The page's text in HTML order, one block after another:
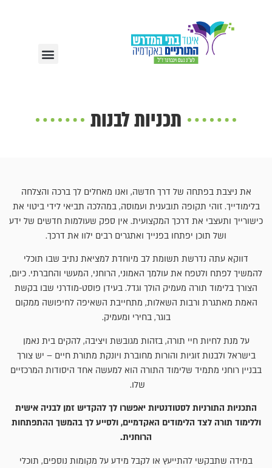
תכניות לבנות
את ניצבת בפתחה של דרך חדשה, ואנו מאחלים לך ברכה והצלחה
בלימודייך. זוהי תקופה תובענית ועמוסה, במהלכה תביאי לידי ביטוי את
כישורייך ותעצבי את דרכך המקצועית. אין ספק שעולמות חדשים של ידע
ושל תוכן יפתחו בפנייך ואתגרים רבים ילוו את דרכך.
דווקא עתה נדרשת תשומת לב מיוחדת למציאת נתיב שבו תוכלי
להמשיך לפתח ולטפח את עולמך האמוני, הרוחני, המעשי והחברתי. כיום,
הצורך בלימוד תורה מעמיק הולך וגדל. בעידן פוסט-מודרני שבו בקשת
האמת מאתגרת ורבות השאלות, מתחייבת השאיפה לחיפושה ממקום
בוגר, בחירי ומעמיק.
על מנת לחיות חיי תורה, בזהות מגובשת ויציבה, להקים בית נאמן
בישראל ולבנות זוגיות והורות מחוברת ויונקת מתורת חיים – יש צורך
בבניין רוחני מתמיד שלימוד התורה הוא למעשה אחד היסודות המרכזיים
שלו.
התכניות התורניות לסטודנטיות יאפשרו לך להקדיש זמן לבניה אישית
וללימוד תורה לצד הלימודים האקדמיים, ולסייע לך בהמשך ההתפתחות
הרוחנית.
במידה שתבקשי להתייעץ או לקבל מידע על מקומות נוספים, תוכלי